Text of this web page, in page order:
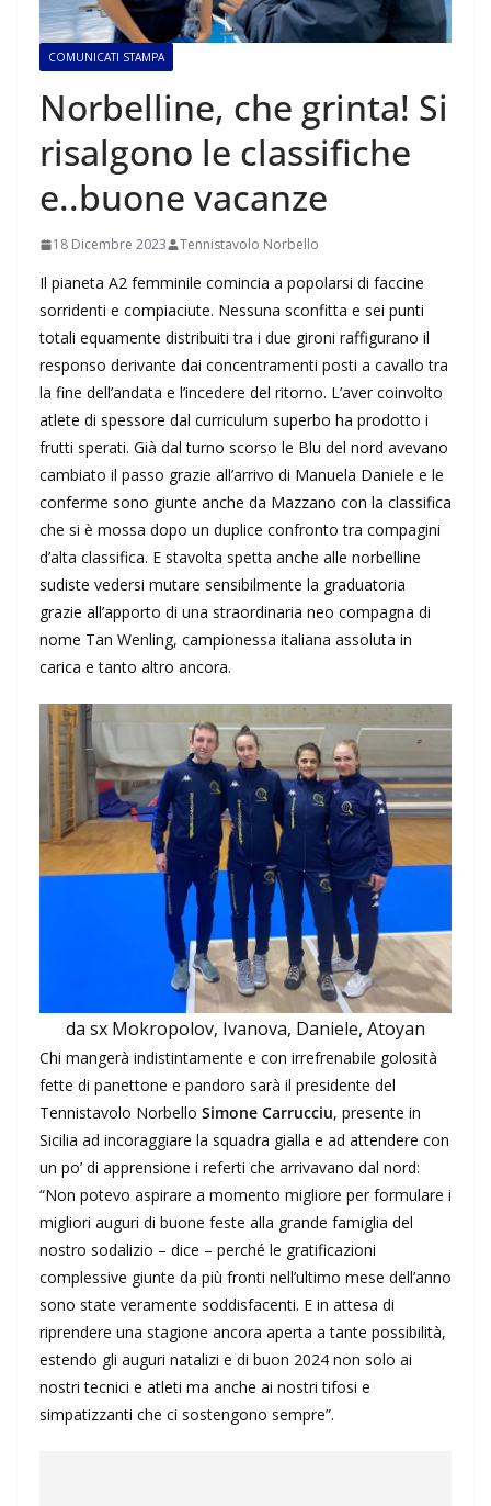
COMUNICATI STAMPA
Norbelline, che grinta! Si
risalgono le classifiche
e..buone vacanze
18 Dicembre 2023 Tennistavolo Norbello
Il pianeta A2 femminile comincia a popolarsi di faccine
sorridenti e compiaciute. Nessuna sconfitta e sei punti
totali equamente distribuiti tra i due gironi raffigurano il
responso derivante dai concentramenti posti a cavallo tra
la fine dell’andata e l’incedere del ritorno. L’aver coinvolto
atlete di spessore dal curriculum superbo ha prodotto i
frutti sperati. Già dal turno scorso le Blu del nord avevano
cambiato il passo grazie all’arrivo di Manuela Daniele e le
conferme sono giunte anche da Mazzano con la classifica
che si è mossa dopo un duplice confronto tra compagini
d’alta classifica. E stavolta spetta anche alle norbelline
sudiste vedersi mutare sensibilmente la graduatoria
grazie all’apporto di una straordinaria neo compagna di
nome Tan Wenling, campionessa italiana assoluta in
carica e tanto altro ancora.
da sx Mokropolov, Ivanova, Daniele, Atoyan
Chi mangerà indistintamente e con irrefrenabile golosità
fette di panettone e pandoro sarà il presidente del
Tennistavolo Norbello Simone Carrucciu, presente in
Sicilia ad incoraggiare la squadra gialla e ad attendere con
un po’ di apprensione i referti che arrivavano dal nord:
“Non potevo aspirare a momento migliore per formulare i
migliori auguri di buone feste alla grande famiglia del
nostro sodalizio – dice – perché le gratificazioni
complessive giunte da più fronti nell’ultimo mese dell’anno
sono state veramente soddisfacenti. E in attesa di
riprendere una stagione ancora aperta a tante possibilità,
estendo gli auguri natalizi e di buon 2024 non solo ai
nostri tecnici e atleti ma anche ai nostri tifosi e
simpatizzanti che ci sostengono sempre”.